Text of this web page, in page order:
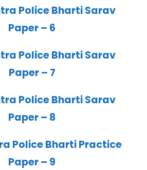
Police Bharti Sarav
Paper – 6
Police Bharti Sarav
Paper – 7
Police Bharti Sarav
Paper – 8
Police Bharti Practice
Paper – 9